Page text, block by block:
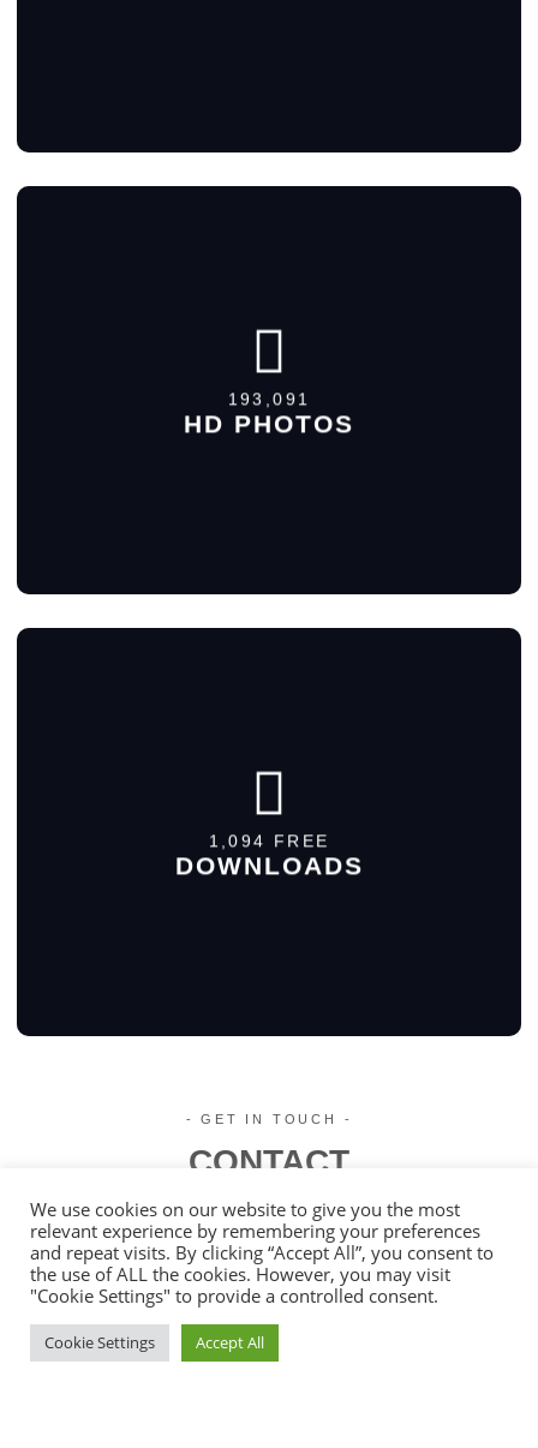
193,091
HD PHOTOS
MORE DETAILS
1,094 FREE
DOWNLOADS
MORE DETAILS
- GET IN TOUCH -
CONTACT
We use cookies on our website to give you the most
relevant experience by remembering your preferences
and repeat visits. By clicking “Accept All”, you consent to
the use of ALL the cookies. However, you may visit
"Cookie Settings" to provide a controlled consent.
Cookie Settings Accept All